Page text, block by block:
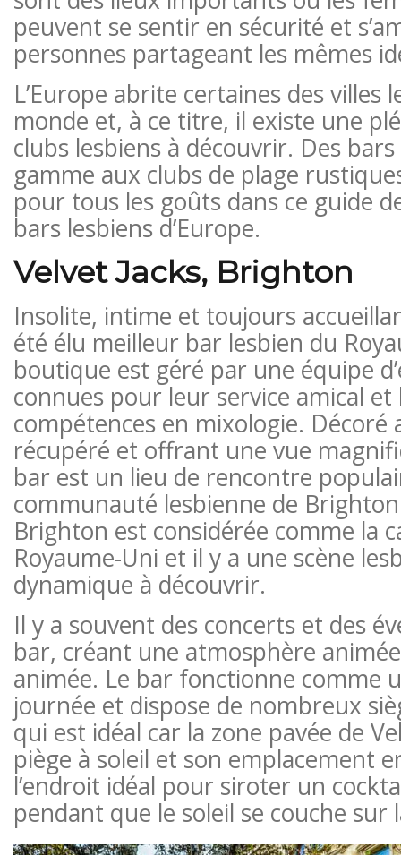
peuvent se sentir en sécurité et
personnes partageant les mêmes
L’Europe abrite certaines des villes
monde et, à ce titre, il existe une
clubs lesbiens à découvrir. Des
gamme aux clubs de plage
pour tous les goûts dans ce guide
bars lesbiens d’Europe.
Velvet Jacks, Brighton
Insolite, intime et toujours
été élu meilleur bar lesbien du
boutique est géré par une équipe
connues pour leur service amical et
compétences en mixologie. Décoré
récupéré et offrant une vue
bar est un lieu de rencontre
communauté lesbienne de
Brighton est considérée comme la
Royaume-Uni et il y a une scène
dynamique à découvrir.
Il y a souvent des concerts et des
bar, créant une atmosphère
animée. Le bar fonctionne comme
journée et dispose de nombreux
qui est idéal car la zone pavée de
piège à soleil et son emplacement
l’endroit idéal pour siroter un
pendant que le soleil se couche sur